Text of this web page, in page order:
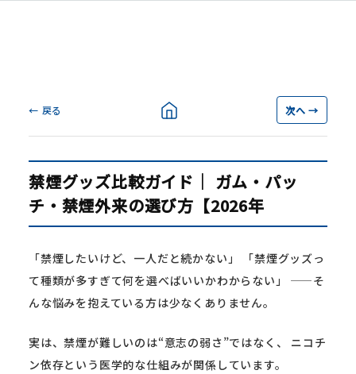
← 戻る 次へ →
禁煙グッズ比較ガイド｜ ガム・パッ
チ・禁煙外来の選び方【2026年
「禁煙したいけど、一人だと続かない」 「禁煙グッズっ
て種類が多すぎて何を選べばいいかわからない」 ——そ
んな悩みを抱えている方は少なくありません。
実は、禁煙が難しいのは“意志の弱さ”ではなく、 ニコチ
ン依存という医学的な仕組みが関係しています。